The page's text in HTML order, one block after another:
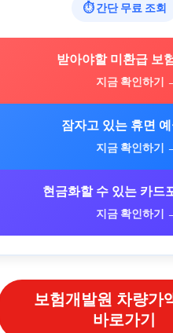
⏱ 간단 무료 조회
받아야할 미환급 보
지금 확인하기
잠자고 있는 휴면
지금 확인하기
현금화할 수 있는 카드
지금 확인하기
보험개발원 차량가
바로가기